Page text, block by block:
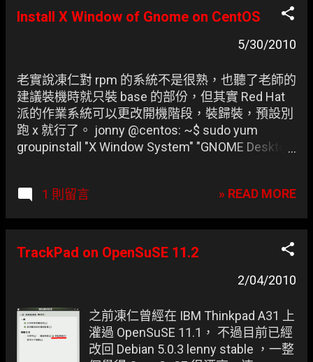
lock-keys-applet ，但還是不像官方
Install X Window of Gnome on CentOS
5/30/2010
老實說凍仁對 rpm 的系統不是很熟，也聽了老師的
建議裝機時就只裝 base 的部份，但其實 Red Hat
派的作業系統可以更改開機階段，裝歸裝，預設別
跑 x 就行了。 jonny @centos: ~$ sudo yum
groupinstall "X Window System" "GNOME Desktop
1 則留言 » READ MORE
TrackPad on OpenSuSE 11.2
2/04/2010
之前凍仁曾經在 IBM Thinkpad A31 上
灌過 OpenSuSE 11.1， 不過目前已經
改回 Debian 5.0.3 lenny stable ，一整